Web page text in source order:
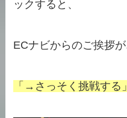
ックすると、
ECナビからのご挨拶
「→さっそく挑戦する」